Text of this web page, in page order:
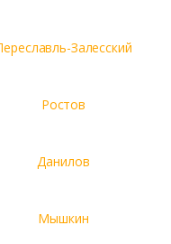
Залесский
Ростов
Данилов
Мышкин